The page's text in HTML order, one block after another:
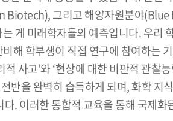
그리고 해양자원분야
게 미래학자들의 예측입니다. 우리
해 학부생이 직접 연구에 참여하는
사고’와 ‘현상에 대한 비판적 관
반을 완벽히 습득하게 되며, 화학
. 이러한 통합적 교육을 통해 국제